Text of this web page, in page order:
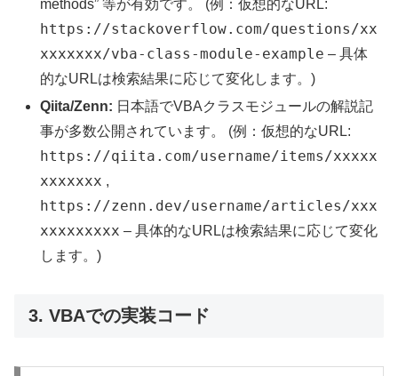
methods” 等が有効です。 (例：仮想的なURL:
https://stackoverflow.com/questions/xx
xxxxxxx/vba-class-module-example – 具体
的なURLは検索結果に応じて変化します。)
Qiita/Zenn: 日本語でVBAクラスモジュールの解説記
事が多数公開されています。 (例：仮想的なURL:
https://qiita.com/username/items/xxxxx
xxxxxxx ,
https://zenn.dev/username/articles/xxx
xxxxxxxxx – 具体的なURLは検索結果に応じて変化
します。)
3. VBAでの実装コード